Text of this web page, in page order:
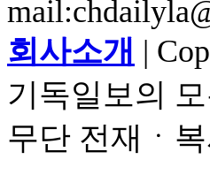
회사소개 |
기독일보의
무단 전재ㆍ